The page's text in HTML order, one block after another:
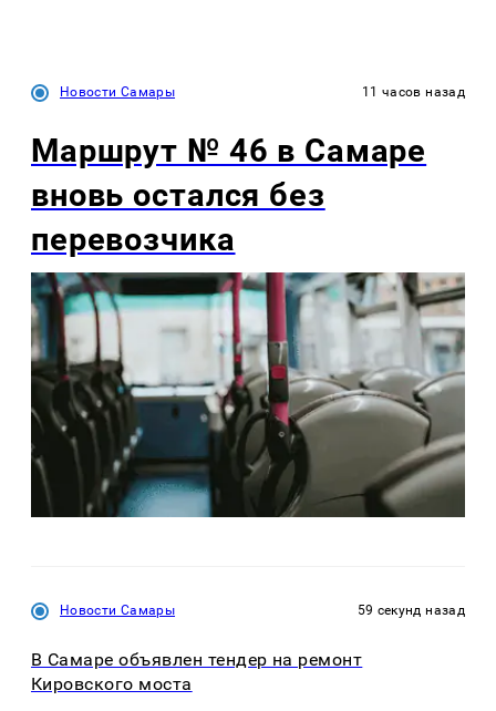
Новости Самары 11 часов назад
Маршрут № 46 в Самаре
вновь остался без
перевозчика
Новости Самары 59 секунд назад
В Самаре объявлен тендер на ремонт
Кировского моста